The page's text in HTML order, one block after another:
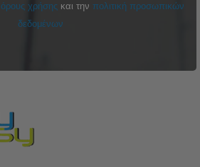
όρους χρήσης και την πολιτική προσωπικών
δεδομένων